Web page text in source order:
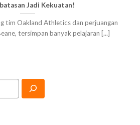
Jadi Kekuatan!
tim Oakland Athletics dan perjuangan
tersimpan banyak pelajaran [...]